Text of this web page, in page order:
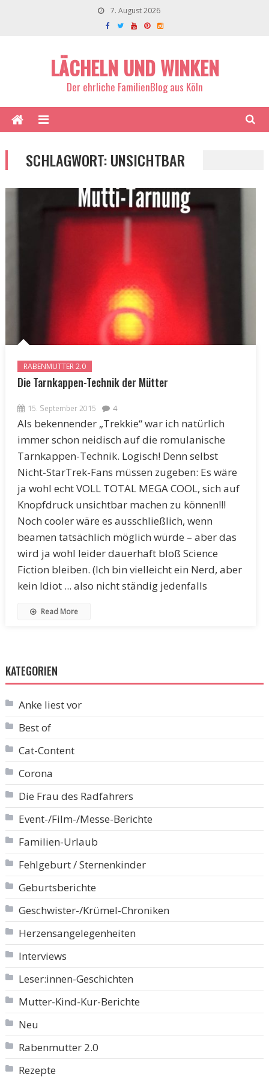
7. August 2026
LÄCHELN UND WINKEN
Der ehrliche FamilienBlog aus Köln
SCHLAGWORT:UNSICHTBAR
RABENMUTTER 2.0
Die Tarnkappen-Technik der Mütter
15. September 2015 4
Als bekennender „Trekkie“ war ich natürlich
immer schon neidisch auf die romulanische
Tarnkappen-Technik. Logisch! Denn selbst
Nicht-StarTrek-Fans müssen zugeben: Es wäre
ja wohl echt VOLL TOTAL MEGA COOL, sich auf
Knopfdruck unsichtbar machen zu können!!!
Noch cooler wäre es ausschließlich, wenn
beamen tatsächlich möglich würde – aber das
wird ja wohl leider dauerhaft bloß Science
Fiction bleiben. (Ich bin vielleicht ein Nerd, aber
kein Idiot ... also nicht ständig jedenfalls
Read More
KATEGORIEN
Anke liest vor
Best of
Cat-Content
Corona
Die Frau des Radfahrers
Event-/Film-/Messe-Berichte
Familien-Urlaub
Fehlgeburt / Sternenkinder
Geburtsberichte
Geschwister-/Krümel-Chroniken
Herzensangelegenheiten
Interviews
Leser:innen-Geschichten
Mutter-Kind-Kur-Berichte
Neu
Rabenmutter 2.0
Rezepte